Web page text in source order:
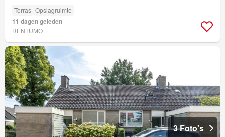
Terras Opslagruimte
11 dagen geleden
RENTUMO
3 Foto's